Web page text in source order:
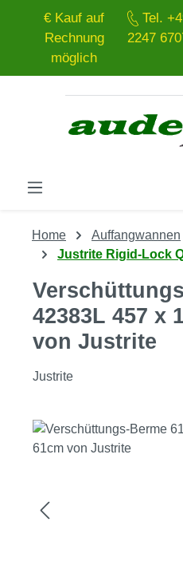
Zum Hauptinhalt springen
€ Kauf auf
Rechnung
möglich
Tel.
2247
Home Auffangwannen
Justrite Rigid-Lock
42383L 457 x
von Justrite
Justrite
Bildergalerie überspringen